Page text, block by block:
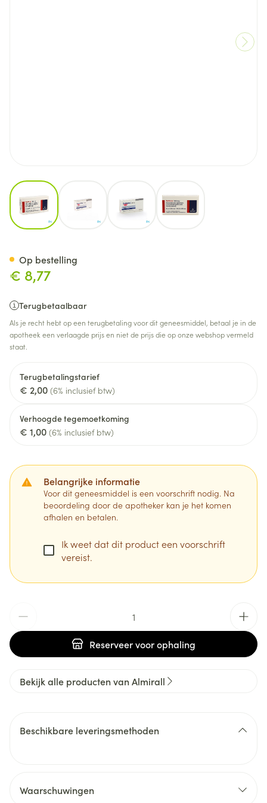
View larger image
€ 8,77
Terugbetaalbaar
Als je recht hebt op een terugbetaling voor dit geneesmiddel, betaal je in de
apotheek een verlaagde prijs en niet de prijs die op onze webshop vermeld
staat.
Terugbetalingstarief
€ 2,00 (6% inclusief btw)
Verhoogde tegemoetkoming
€ 1,00 (6% inclusief btw)
Belangrijke informatie
Voor dit geneesmiddel is een voorschrift nodig. Na
beoordeling door de apotheker kan je het komen
afhalen en betalen.
Ik weet dat dit product een voorschrift
vereist.
Reserveervoor ophaling
Op bestelling
Bekijk alle producten van Almirall
Beschikbare leveringsmethoden
Waarschuwingen